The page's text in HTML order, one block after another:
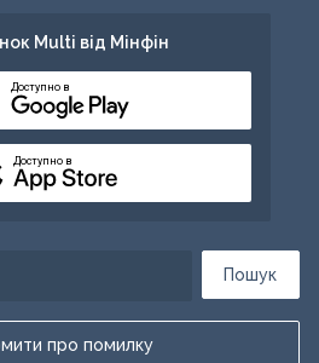
Пошук
про помилку
Multi від Мінфін
Доступно в
Доступно в